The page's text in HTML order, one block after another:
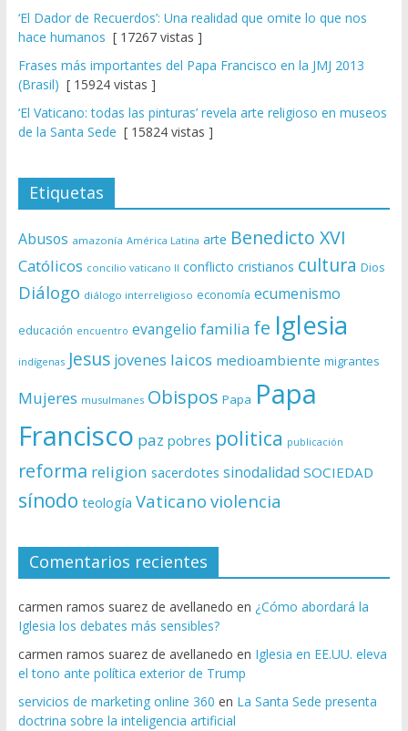
‘El Dador de Recuerdos’: Una realidad que omite lo que nos
hace humanos [ 17267 vistas ]
Frases más importantes del Papa Francisco en la JMJ 2013
(Brasil) [ 15924 vistas ]
‘El Vaticano: todas las pinturas’ revela arte religioso en museos
de la Santa Sede [ 15824 vistas ]
Etiquetas
Abusos amazonía América Latina arte Benedicto XVI
Católicos concilio vaticano II conflicto cristianos cultura Dios
Diálogo diálogo interreligioso economía ecumenismo
educación encuentro evangelio familia fe Iglesia
indígenas Jesus jovenes laicos medioambiente migrantes
Mujeres musulmanes Obispos Papa Papa
Francisco paz pobres politica publicación
reforma religion sacerdotes sinodalidad SOCIEDAD
sínodo teología Vaticano violencia
Comentarios recientes
carmen ramos suarez de avellanedo en ¿Cómo abordará la
Iglesia los debates más sensibles?
carmen ramos suarez de avellanedo en Iglesia en EE.UU. eleva
el tono ante política exterior de Trump
servicios de marketing online 360 en La Santa Sede presenta
doctrina sobre la inteligencia artificial